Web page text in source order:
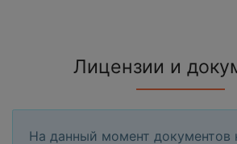
Лицензии и
На данный момент документов